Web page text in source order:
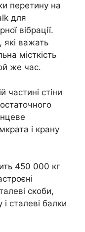
перетину на
для
вібрації.
важать
місткість
же час.
частині стіни
і крану
450 000 кг
скоби,
сталеві балки